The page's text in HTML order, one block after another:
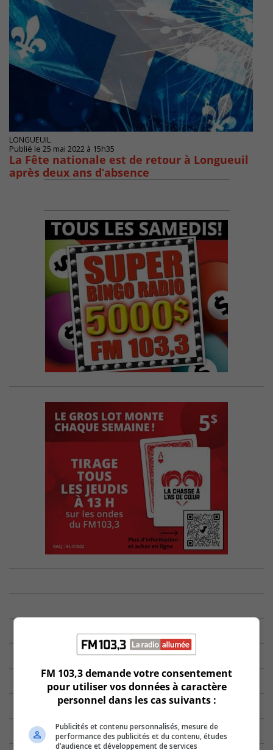
LONGUEUIL
Publié le 25 mai 2022 à 15h35
La Fête nationale est de retour à Longueuil
après deux ans d’absence
FM 103,3 demande votre consentement
pour utiliser vos données à caractère
personnel dans les cas suivants :
Publicités et contenu personnalisés, mesure de
performance des publicités et du contenu, études
d’audience et développement de services